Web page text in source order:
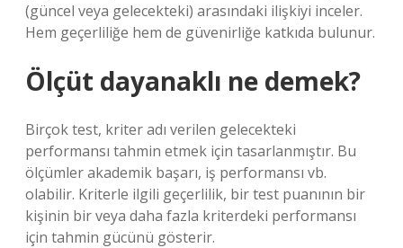
(güncel veya gelecekteki) arasındaki ilişkiyi inceler.
Hem geçerliliğe hem de güvenirliğe katkıda bulunur.
Ölçüt dayanaklı ne demek?
Birçok test, kriter adı verilen gelecekteki
performansı tahmin etmek için tasarlanmıştır. Bu
ölçümler akademik başarı, iş performansı vb.
olabilir. Kriterle ilgili geçerlilik, bir test puanının bir
kişinin bir veya daha fazla kriterdeki performansı
için tahmin gücünü gösterir.